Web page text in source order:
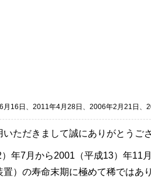
16日、2011年4月28日、2006年2月21日、
ただきまして誠にありがとうご
年7月から2001（平成13）年11
）の寿命末期に極めて稀では